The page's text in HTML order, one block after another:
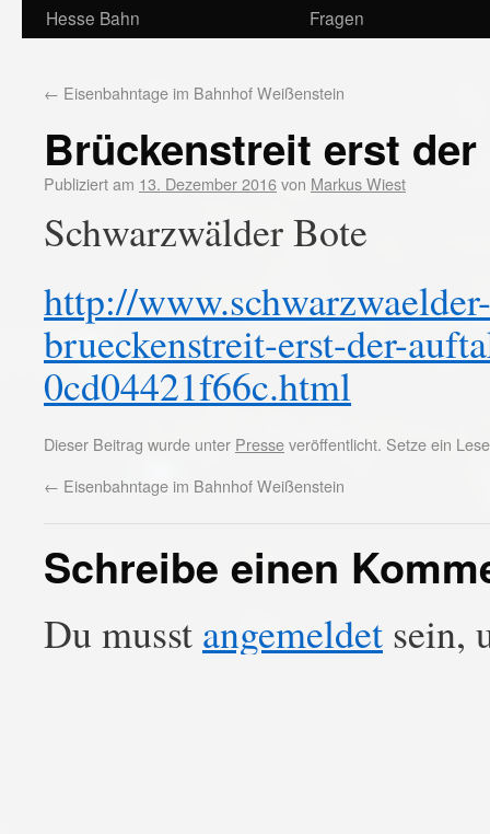
Hesse Bahn
Fragen
← Eisenbahntage im Bahnhof Weißenstein
Brückenstreit erst
Publiziert am 13. Dezember 2016von Markus Wiest
Schwarzwälder Bote
http://
brueckenstreit-erst-der-
0cd04421f66c.html
Dieser Beitrag wurde unter Presseveröffentlicht. Setze ein
← Eisenbahntage im Bahnhof Weißenstein
Schreibe einen
Du musst angemeldet sein,